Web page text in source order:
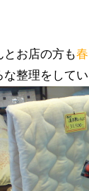
とお店の方も
な整理をして